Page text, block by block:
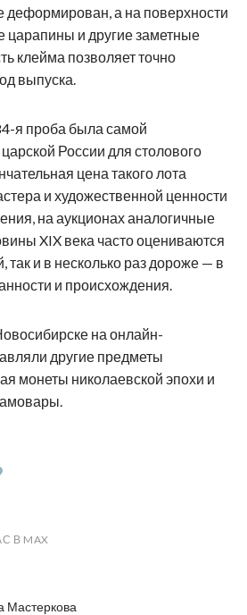
деформирован, а на поверхности
царапины и другие заметные
клейма позволяет точно
выпуска.
я проба была самой
России для столового
цена такого лота
и художественной ценности
на аукционах аналогичные
XIX века часто оцениваются
так и в несколько раз дороже — в
и происхождения.
на онлайн-
другие предметы
монеты николаевской эпохи и
В MAX
Мастеркова